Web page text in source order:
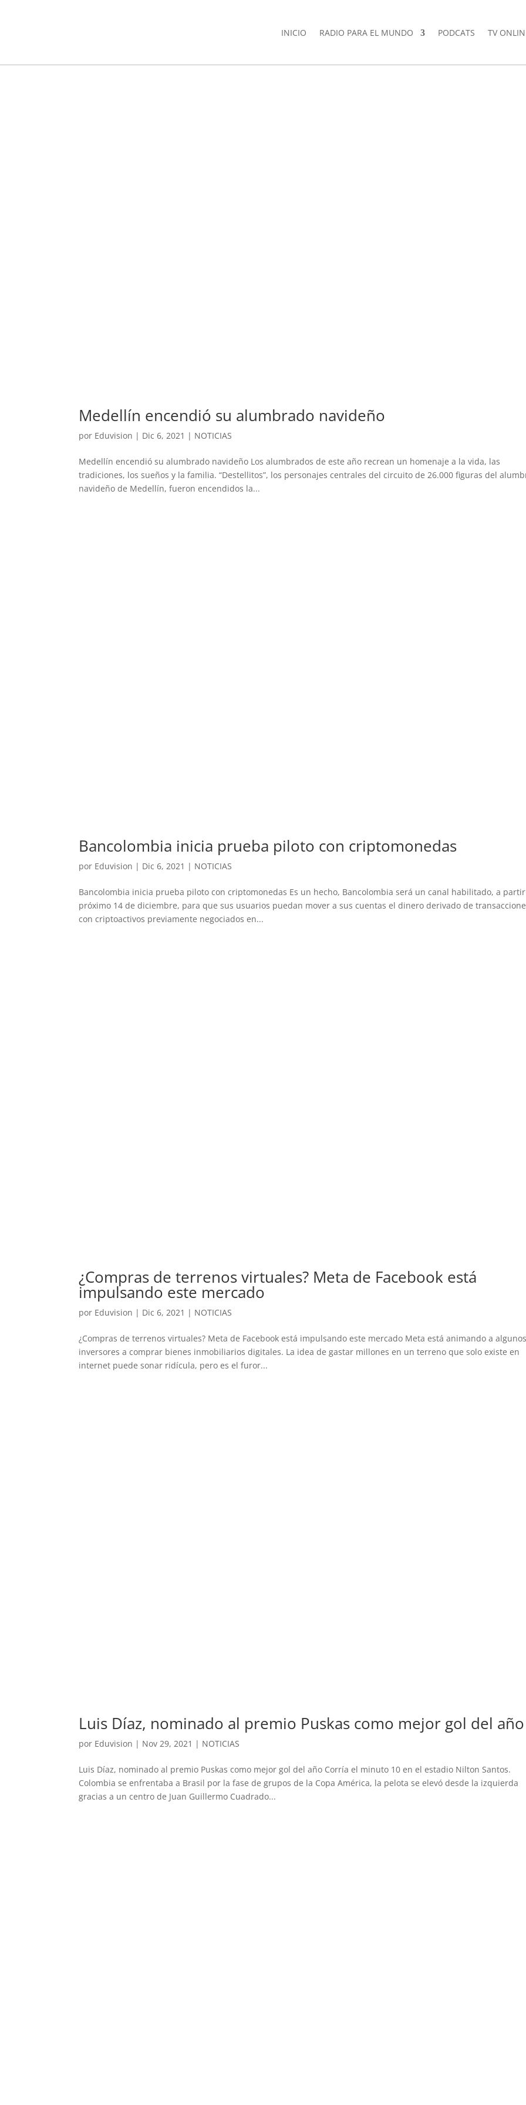
INICIO RADIO PARA EL MUNDO PODCATS TV
Medellín encendió su alumbrado navideño
por Eduvision | Dic 6, 2021 | NOTICIAS
Medellín encendió su alumbrado navideño Los alumbrados de este año recrean un homenaje a la vida, las
tradiciones, los sueños y la familia. “Destellitos”, los personajes centrales del circuito de 26.000 figuras del
navideño de Medellín, fueron encendidos la...
Bancolombia inicia prueba piloto con criptomonedas
por Eduvision | Dic 6, 2021 | NOTICIAS
Bancolombia inicia prueba piloto con criptomonedas Es un hecho, Bancolombia será un canal habilitado, a
próximo 14 de diciembre, para que sus usuarios puedan mover a sus cuentas el dinero derivado de
con criptoactivos previamente negociados en...
¿Compras de terrenos virtuales? Meta de Facebook está
impulsando este mercado
por Eduvision | Dic 6, 2021 | NOTICIAS
¿Compras de terrenos virtuales? Meta de Facebook está impulsando este mercado Meta está animando a
inversores a comprar bienes inmobiliarios digitales. La idea de gastar millones en un terreno que solo existe en
internet puede sonar ridícula, pero es el furor...
Luis Díaz, nominado al premio Puskas como mejor gol del año
por Eduvision | Nov 29, 2021 | NOTICIAS
Luis Díaz, nominado al premio Puskas como mejor gol del año Corría el minuto 10 en el estadio Nilton Santos.
Colombia se enfrentaba a Brasil por la fase de grupos de la Copa América, la pelota se elevó desde la izquierda
gracias a un centro de Juan Guillermo Cuadrado...